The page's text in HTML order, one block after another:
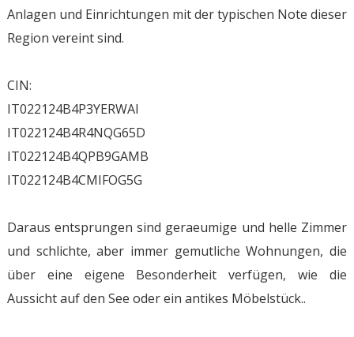
Anlagen und Einrichtungen mit der typischen Note dieser
Region vereint sind.
CIN:
IT022124B4P3YERWAI
IT022124B4R4NQG65D
IT022124B4QPB9GAMB
IT022124B4CMIFOG5G
Daraus entsprungen sind geraeumige und helle Zimmer
und schlichte, aber immer gemutliche Wohnungen, die
über eine eigene Besonderheit verfügen, wie die
Aussicht auf den See oder ein antikes Möbelstück..